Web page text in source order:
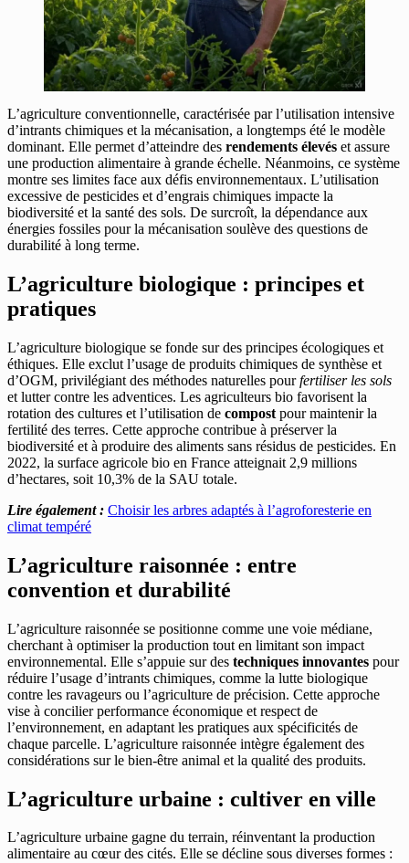
L’agriculture conventionnelle, caractérisée par l’utilisation intensive
d’intrants chimiques et la mécanisation, a longtemps été le modèle
dominant. Elle permet d’atteindre des rendements élevés et assure
une production alimentaire à grande échelle. Néanmoins, ce système
montre ses limites face aux défis environnementaux. L’utilisation
excessive de pesticides et d’engrais chimiques impacte la
biodiversité et la santé des sols. De surcroît, la dépendance aux
énergies fossiles pour la mécanisation soulève des questions de
durabilité à long terme.
L’agriculture biologique : principes et
pratiques
L’agriculture biologique se fonde sur des principes écologiques et
éthiques. Elle exclut l’usage de produits chimiques de synthèse et
d’OGM, privilégiant des méthodes naturelles pourfertiliser les sols
et lutter contre les adventices. Les agriculteurs bio favorisent la
rotation des cultures et l’utilisation de compost pour maintenir la
fertilité des terres. Cette approche contribue à préserver la
biodiversité et à produire des aliments sans résidus de pesticides. En
2022, la surface agricole bio en France atteignait 2,9 millions
d’hectares, soit 10,3% de la SAU totale.
Lire également : Choisir les arbres adaptés à l’agroforesterie en
climat tempéré
L’agriculture raisonnée : entre
convention et durabilité
L’agriculture raisonnée se positionne comme une voie médiane,
cherchant à optimiser la production tout en limitant son impact
environnemental. Elle s’appuie sur des techniques innovantes pour
réduire l’usage d’intrants chimiques, comme la lutte biologique
contre les ravageurs ou l’agriculture de précision. Cette approche
vise à concilier performance économique et respect de
l’environnement, en adaptant les pratiques aux spécificités de
chaque parcelle. L’agriculture raisonnée intègre également des
considérations sur le bien-être animal et la qualité des produits.
L’agriculture urbaine : cultiver en ville
L’agriculture urbaine gagne du terrain, réinventant la production
alimentaire au cœur des cités. Elle se décline sous diverses formes :